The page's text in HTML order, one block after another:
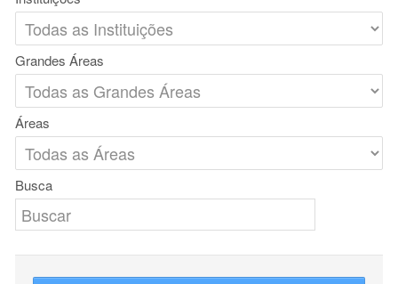
Grandes Áreas
Áreas
Busca